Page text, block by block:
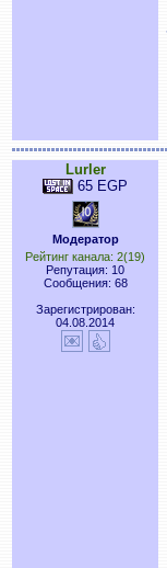
Lurler
65 EGP
Модератор
Рейтинг канала: 2(19)
Репутация: 10
Сообщения: 68
Зарегистрирован:
04.08.2014